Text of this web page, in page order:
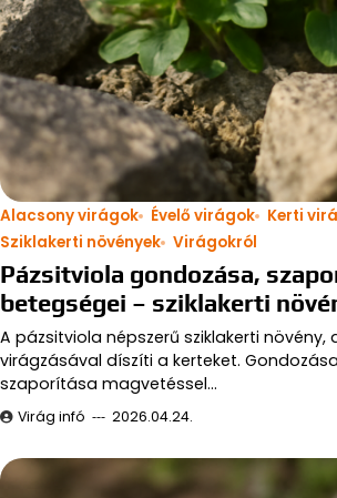
Alacsony virágok Évelő virágok
Kerti
Sziklakerti növények Virágokról
Pázsitviola gondozása,
betegségei – sziklakerti
A pázsitviola népszerű sziklakerti növény,
virágzásával díszíti a kerteket.
szaporítása magvetéssel…
Virág infó 2026.04.24.